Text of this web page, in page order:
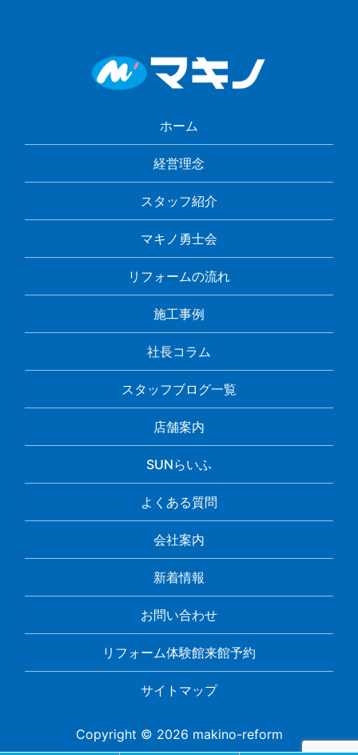
ホーム
経営理念
スタッフ紹介
マキノ勇士会
リフォームの流れ
施工事例
社長コラム
スタッフブログ一覧
店舗案内
SUNらいふ
よくある質問
会社案内
新着情報
お問い合わせ
リフォーム体験館来館予約
サイトマップ
Copyright © 2026 makino-reform